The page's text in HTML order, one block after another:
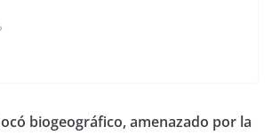
biogeográfico, amenazado por la